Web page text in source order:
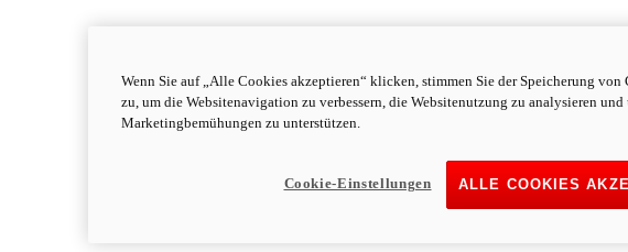
Wenn Sie auf „Alle Cookies akzeptieren“ klicken, stimmen Sie der Speicherung von
zu, um die Websitenavigation zu verbessern, die Websitenutzung zu analysieren und
Marketingbemühungen zu unterstützen.
ALLE COOKIES
Cookie-Einstellungen